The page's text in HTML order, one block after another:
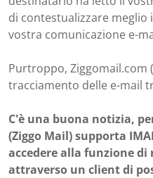
di contestualizzare meglio
vostra comunicazione e-
Purtroppo, Ziggomail.com
tracciamento delle e-mail
C'è una buona notizia,
(Ziggo Mail) supporta
accedere alla funzione
attraverso un client di